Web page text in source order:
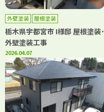
外壁塗装 屋根塗装
栃木県宇都宮市 I様邸 屋根塗装･
外壁塗装工事
2026.04.07